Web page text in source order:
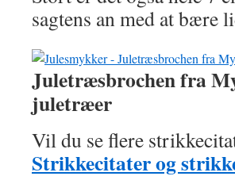
sagtens an med at bære
Juletræsbrochen fra
juletræer
Vil du se flere
Strikkecitater og